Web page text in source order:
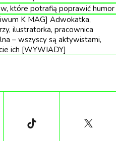
okazał się
które potrafią poprawić humor
K MAG] Adwokatka,
ilustratorka, pracownica
– wszyscy są aktywistami,
ich [WYWIADY]